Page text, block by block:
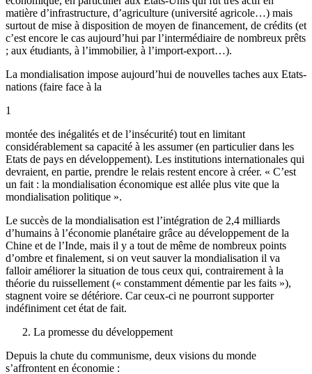
matière d’infrastructure, d’agriculture (université agricole…) mais
surtout de mise à disposition de moyen de financement, de crédits (et
c’est encore le cas aujourd’hui par l’intermédiaire de nombreux prêts
; aux étudiants, à l’immobilier, à l’import-export…).
La mondialisation impose aujourd’hui de nouvelles taches aux Etats-
nations (faire face à la
1
montée des inégalités et de l’insécurité) tout en limitant
considérablement sa capacité à les assumer (en particulier dans les
Etats de pays en développement). Les institutions internationales qui
devraient, en partie, prendre le relais restent encore à créer. « C’est
un fait : la mondialisation économique est allée plus vite que la
mondialisation politique ».
Le succès de la mondialisation est l’intégration de 2,4 milliards
d’humains à l’économie planétaire grâce au développement de la
Chine et de l’Inde, mais il y a tout de même de nombreux points
d’ombre et finalement, si on veut sauver la mondialisation il va
falloir améliorer la situation de tous ceux qui, contrairement à la
théorie du ruissellement (« constamment démentie par les faits »),
stagnent voire se détériore. Car ceux-ci ne pourront supporter
indéfiniment cet état de fait.
La promesse du développement
Depuis la chute du communisme, deux visions du monde
s’affrontent en économie :